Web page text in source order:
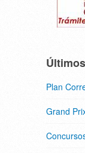
Plan
Grand